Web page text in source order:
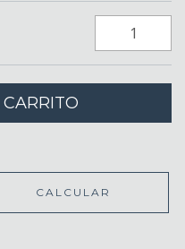
CALCULAR